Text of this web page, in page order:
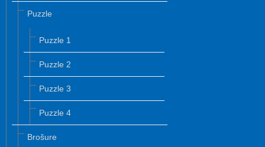
Puzzle
Puzzle 1
Puzzle 2
Puzzle 3
Puzzle 4
Brošure